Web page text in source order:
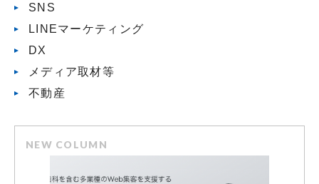
SNS
LINEマーケティング
DX
メディア取材等
不動産
NEW COLUMN